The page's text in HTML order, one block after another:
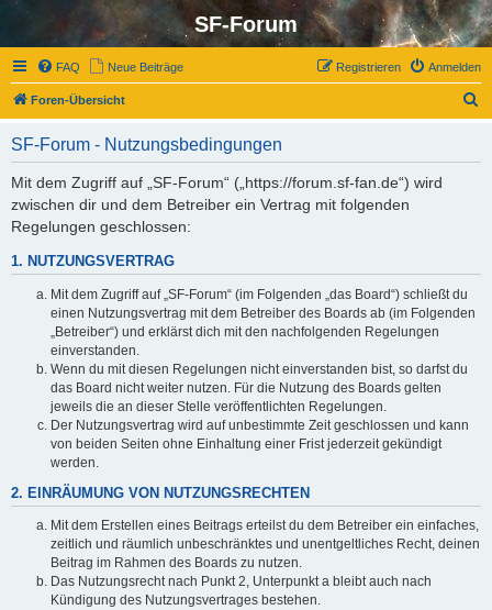
SF-Forum
FAQ Neue Beiträge Anmelden
Registrieren
Foren-Übersicht
SF-Forum - Nutzungsbedingungen
Mit dem Zugriff auf „SF-Forum“ („https://forum.sf-fan.de“) wird
zwischen dir und dem Betreiber ein Vertrag mit folgenden
Regelungen geschlossen:
1. NUTZUNGSVERTRAG
Mit dem Zugriff auf „SF-Forum“ (im Folgenden „das Board“) schließt du
einen Nutzungsvertrag mit dem Betreiber des Boards ab (im Folgenden
„Betreiber“) und erklärst dich mit den nachfolgenden Regelungen
einverstanden.
Wenn du mit diesen Regelungen nicht einverstanden bist, so darfst du
das Board nicht weiter nutzen. Für die Nutzung des Boards gelten
jeweils die an dieser Stelle veröffentlichten Regelungen.
Der Nutzungsvertrag wird auf unbestimmte Zeit geschlossen und kann
von beiden Seiten ohne Einhaltung einer Frist jederzeit gekündigt
werden.
2. EINRÄUMUNG VON NUTZUNGSRECHTEN
Mit dem Erstellen eines Beitrags erteilst du dem Betreiber ein einfaches,
zeitlich und räumlich unbeschränktes und unentgeltliches Recht, deinen
Beitrag im Rahmen des Boards zu nutzen.
Das Nutzungsrecht nach Punkt 2, Unterpunkt a bleibt auch nach
Kündigung des Nutzungsvertrages bestehen.